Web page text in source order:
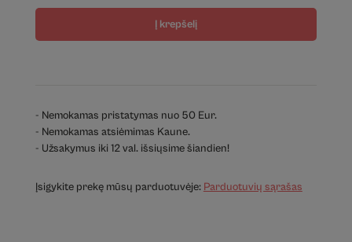
Į krepšelį
- Nemokamas pristatymas nuo 50 Eur.
- Nemokamas atsiėmimas Kaune.
- Užsakymus iki 12 val. išsiųsime šiandien!
Įsigykite prekę mūsų parduotuvėje: Parduotuvių sąrašas